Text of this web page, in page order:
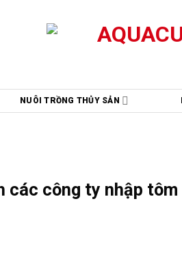
NUÔI TRỒNG THỦY SẢN
các công ty nhập